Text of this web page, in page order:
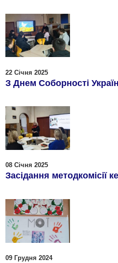
22 Січня 2025
З Днем Соборності
08 Січня 2025
Засідання методкомісії
09 Грудня 2024